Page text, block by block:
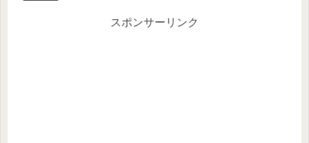
スポンサーリンク